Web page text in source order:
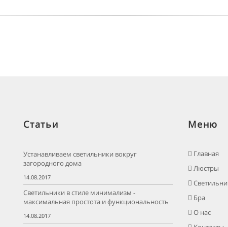
Статьи
Устанавливаем светильники вокруг
загородного дома
14.08.2017
Светильники в стиле минимализм -
максимальная простота и функциональность
14.08.2017
Меню
Главная
Люстры
Бра
О нас